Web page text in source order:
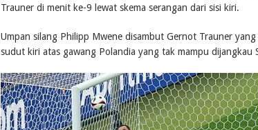
Trauner di menit ke-9 lewat skema serangan dari sisi kiri.
Umpan silang Philipp Mwene disambut Gernot Trauner
sudut kiri atas gawang Polandia yang tak mampu dijangkau